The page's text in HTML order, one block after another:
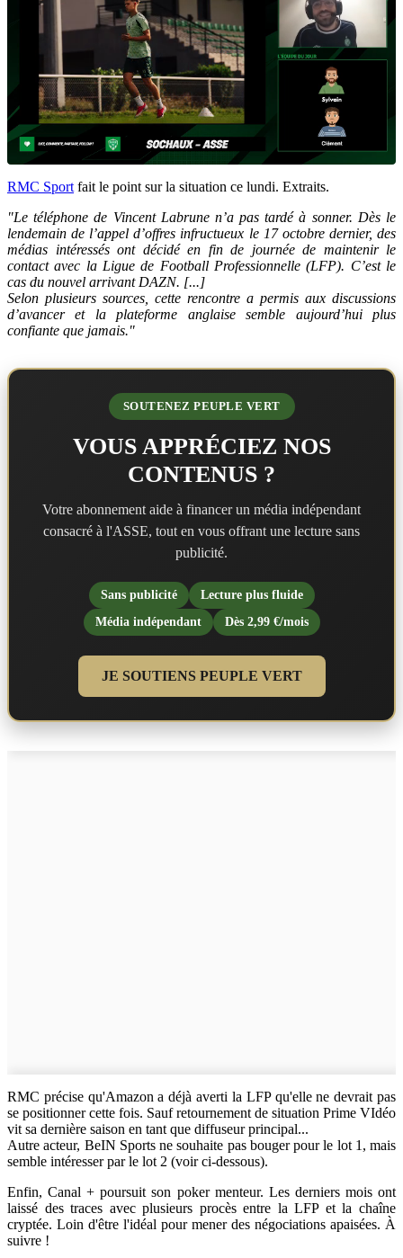
RMC Sport fait le point sur la situation ce lundi. Extraits.
"Le téléphone de Vincent Labrune n’a pas tardé à sonner. Dès le
lendemain de l’appel d’offres infructueux le 17 octobre dernier, des
médias intéressés ont décidé en fin de journée de maintenir le
contact avec la Ligue de Football Professionnelle (LFP). C’est le
cas du nouvel arrivant DAZN. [...]
Selon plusieurs sources, cette rencontre a permis aux discussions
d’avancer et la plateforme anglaise semble aujourd’hui plus
confiante que jamais."
SOUTENEZ PEUPLE VERT
VOUS APPRÉCIEZ NOS
CONTENUS ?
Votre abonnement aide à financer un média indépendant
consacré à l'ASSE, tout en vous offrant une lecture sans
publicité.
Sans publicité
Lecture plus fluide
Média indépendant
Dès 2,99 €/mois
JE SOUTIENS PEUPLE VERT
RMC précise qu'Amazon a déjà averti la LFP qu'elle ne devrait pas
se positionner cette fois. Sauf retournement de situation Prime VIdéo
vit sa dernière saison en tant que diffuseur principal...
Autre acteur, BeIN Sports ne souhaite pas bouger pour le lot 1, mais
semble intéresser par le lot 2 (voir ci-dessous).
Enfin, Canal + poursuit son poker menteur. Les derniers mois ont
laissé des traces avec plusieurs procès entre la LFP et la chaîne
cryptée. Loin d'être l'idéal pour mener des négociations apaisées. À
suivre !